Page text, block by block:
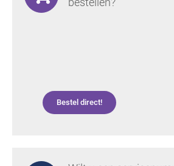
Bestel direct!